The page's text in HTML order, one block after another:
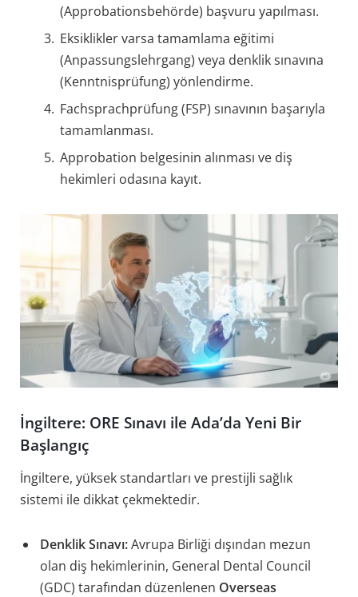
(Approbationsbehörde) başvuru yapılması.
Eksiklikler varsa tamamlama eğitimi
(Anpassungslehrgang) veya denklik sınavına
(Kenntnisprüfung) yönlendirme.
Fachsprachprüfung (FSP) sınavının başarıyla
tamamlanması.
Approbation belgesinin alınması ve diş
hekimleri odasına kayıt.
İngiltere: ORE Sınavı ile Ada’da Yeni Bir
Başlangıç
İngiltere, yüksek standartları ve prestijli sağlık
sistemi ile dikkat çekmektedir.
Denklik Sınavı:Avrupa Birliği dışından mezun
olan diş hekimlerinin, General Dental Council
(GDC) tarafından düzenlenen Overseas